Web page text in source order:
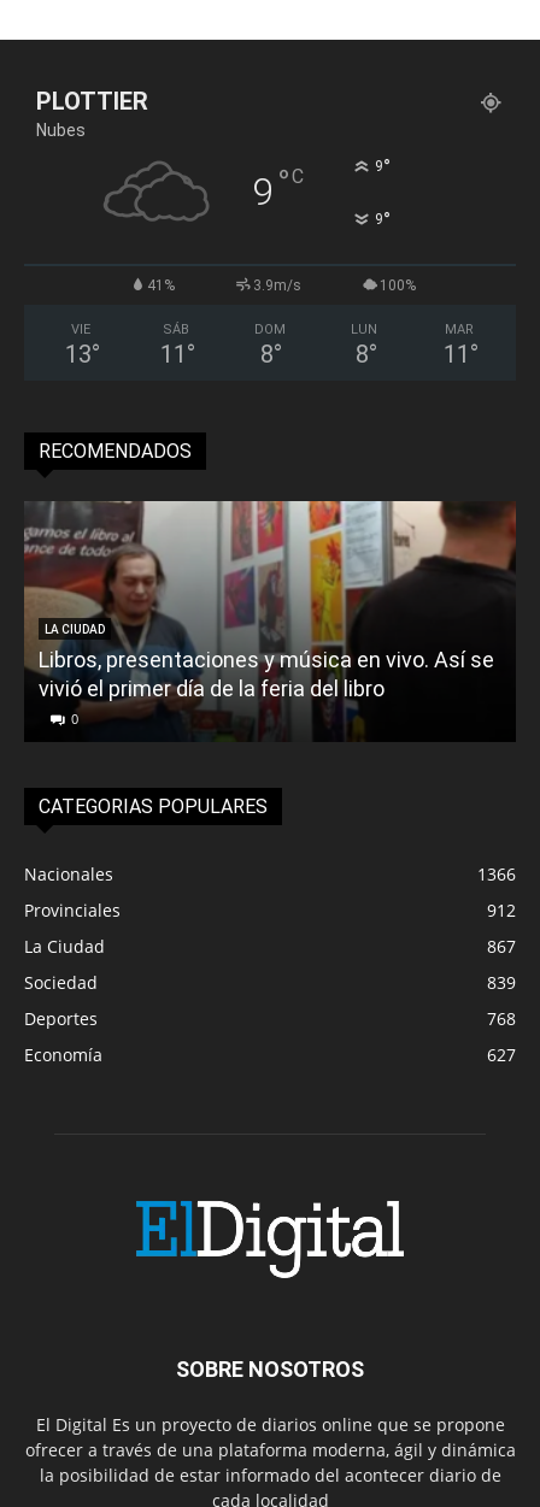
PLOTTIER
Nubes
9 °C 9°
9°
41% 3.9m/s 100%
VIE
13°
SÁB
11 °
DOM
8°
LUN
8°
MAR
11 °
RECOMENDADOS
LA CIUDAD
Libros, presentaciones y música en vivo. Así se
vivió el primer día de la feria del libro
0
CATEGORIAS POPULARES
Nacionales
1366
Provinciales
912
La Ciudad
867
Sociedad
839
Deportes
768
Economía
627
SOBRE NOSOTROS
El Digital Es un proyecto de diarios online que se propone
ofrecer a través de una plataforma moderna, ágil y dinámica
la posibilidad de estar informado del acontecer diario de
cada localidad